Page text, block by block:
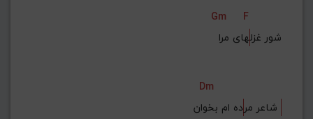
Gm
F
شور غزلهای مرا
Dm
شاعر مر